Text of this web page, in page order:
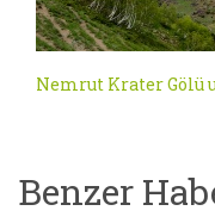
Nemrut Krater Gölü
Benzer